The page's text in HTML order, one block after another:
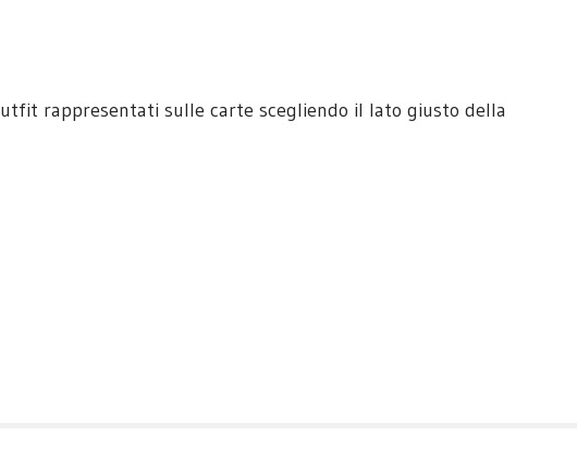
rappresentati sulle carte scegliendo il lato giusto della